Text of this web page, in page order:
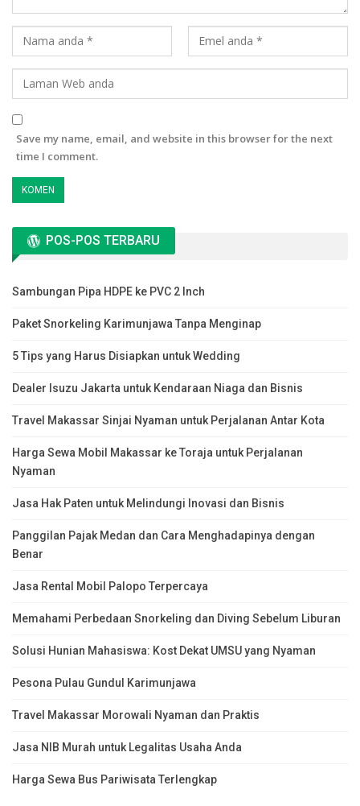
Save my name, email, and website in this browser for the next
time I comment.
POS-POS TERBARU
Sambungan Pipa HDPE ke PVC 2 Inch
Paket Snorkeling Karimunjawa Tanpa Menginap
5 Tips yang Harus Disiapkan untuk Wedding
Dealer Isuzu Jakarta untuk Kendaraan Niaga dan Bisnis
Travel Makassar Sinjai Nyaman untuk Perjalanan Antar Kota
Harga Sewa Mobil Makassar ke Toraja untuk Perjalanan
Nyaman
Jasa Hak Paten untuk Melindungi Inovasi dan Bisnis
Panggilan Pajak Medan dan Cara Menghadapinya dengan
Benar
Jasa Rental Mobil Palopo Terpercaya
Memahami Perbedaan Snorkeling dan Diving Sebelum Liburan
Solusi Hunian Mahasiswa: Kost Dekat UMSU yang Nyaman
Pesona Pulau Gundul Karimunjawa
Travel Makassar Morowali Nyaman dan Praktis
Jasa NIB Murah untuk Legalitas Usaha Anda
Harga Sewa Bus Pariwisata Terlengkap